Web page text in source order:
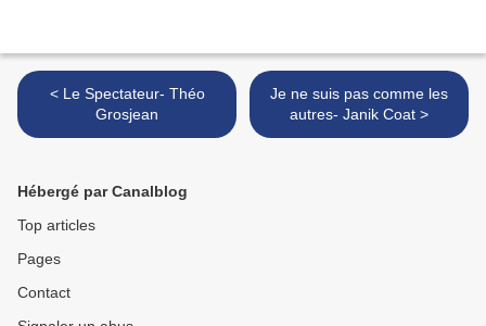
< Le Spectateur- Théo
Grosjean
Je ne suis pas comme les
autres- Janik Coat >
Hébergé par Canalblog
Top articles
Pages
Contact